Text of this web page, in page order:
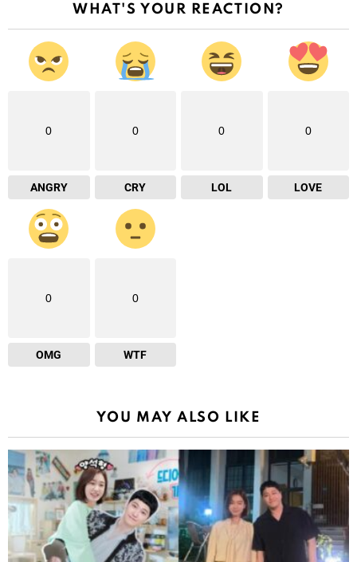
WHAT'S YOUR REACTION?
0
ANGRY
0
CRY
0
LOL
0
LOVE
0
OMG
0
WTF
YOU MAY ALSO LIKE